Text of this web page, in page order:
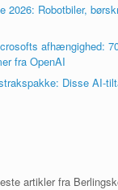
2026: Robotbiler,
afhængighed:
fra OpenAI
Disse AI-
artikler fra